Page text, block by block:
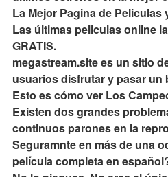
La Mejor Pagina de
Las últimas peliculas online
GRATIS.
megastream.site es un sitio
usuarios disfrutar y pasar un
Esto es cómo ver Los
Existen dos grandes
continuos parones en la
Seguramnte en más de una
película completa en